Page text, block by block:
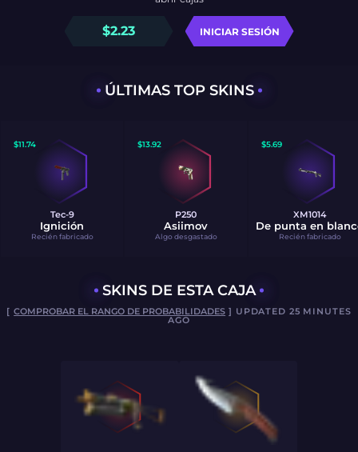
$2.23 INICIAR SESIÓN
ÚLTIMAS TOP SKINS
$11.74
Tec-9
Ignición
Recién fabricado
$13.92
P250
Asiimov
Algo desgastado
$5.69
XM1014
De punta en
Recién fabricado
SKINS DE ESTA CAJA
[COMPROBAR EL RANGO DE PROBABILIDADES ] UPDATED 25 MINUTES
AGO